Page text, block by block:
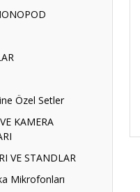
Özel Setler
KAMERA
VE STANDLAR
Mikrofonları